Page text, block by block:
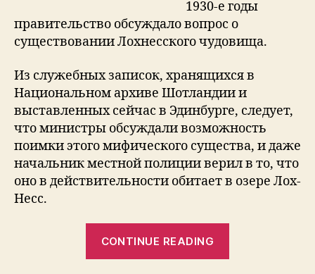
1930-е годы
правительство обсуждало вопрос о
существовании Лохнесского чудовища.
Из служебных записок, хранящихся в
Национальном архиве Шотландии и
выставленных сейчас в Эдинбурге, следует,
что министры обсуждали возможность
поимки этого мифического существа, и даже
начальник местной полиции верил в то, что
оно в действительности обитает в озере Лох-
Несс.
CONTINUE READING